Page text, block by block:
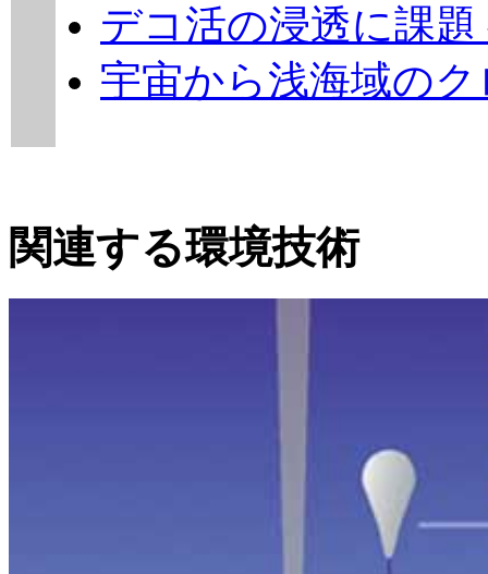
デコ活の浸透に課
宇宙から浅海域の
関連する環境技術